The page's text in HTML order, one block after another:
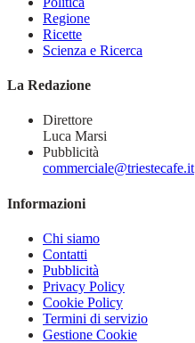
Regione
Ricette
Scienza e Ricerca
La Redazione
Direttore
Luca Marsi
Pubblicità
commerciale@triestecafe.it
Informazioni
Chi siamo
Contatti
Pubblicità
Privacy Policy
Cookie Policy
Termini di servizio
Gestione Cookie